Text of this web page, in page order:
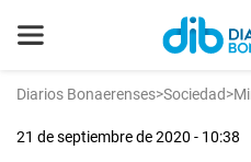
Diarios Bonaerenses>Sociedad>
21 de septiembre de 2020 - 10:38